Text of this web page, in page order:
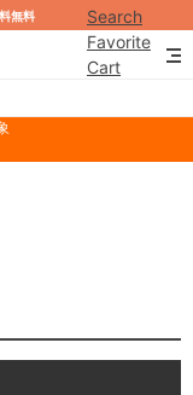
無料
Search
Favorite
Cart